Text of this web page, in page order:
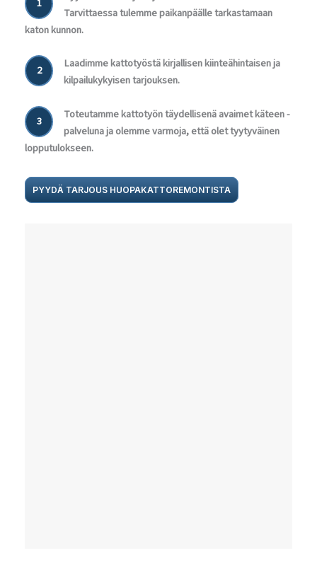
1
Tarvittaessa tulemme paikanpäälle tarkastamaan
katon kunnon.
2
Laadimme kattotyöstä kirjallisen kiinteähintaisen ja
kilpailukykyisen tarjouksen.
3
Toteutamme kattotyön täydellisenä avaimet käteen -
palveluna ja olemme varmoja, että olet tyytyväinen
lopputulokseen.
PYYDÄ TARJOUS HUOPAKATTOREMONTISTA